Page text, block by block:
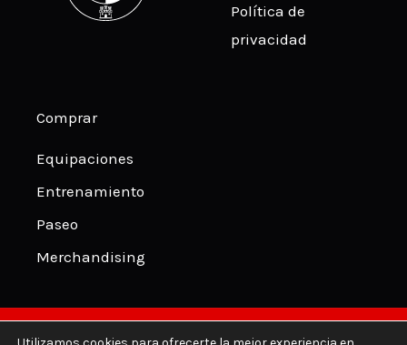
Política de
privacidad
Comprar
Equipaciones
Entrenamiento
Paseo
Merchandising